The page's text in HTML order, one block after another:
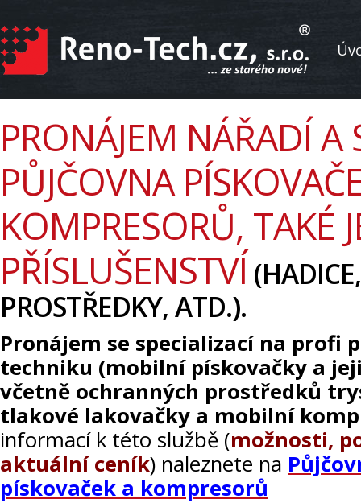
PRONÁJEM NÁŘADÍ A
PŮJČOVNA
KOMPRESORŮ, TAKÉ
PŘÍSLUŠENSTVÍ
PROSTŘEDKY, ATD.).
Pronájem se specializací na profi
techniku (mobilní pískovačky a
včetně ochranných prostředků
tlakové lakovačky a mobilní
informací k této službě (možnosti,
aktuální ceník) naleznete na
pískovaček a kompresorů